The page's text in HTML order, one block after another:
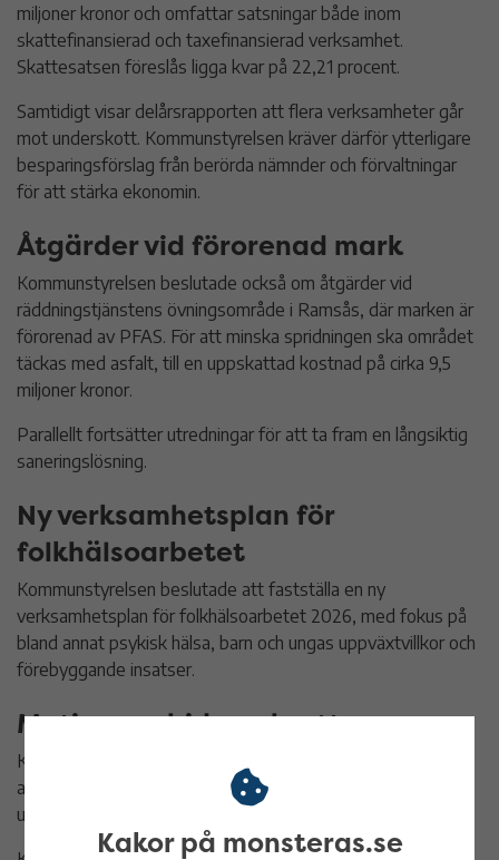
miljoner kronor och omfattar satsningar både inom
skattefinansierad och taxefinansierad verksamhet.
Skattesatsen föreslås ligga kvar på 22,21 procent.
Samtidigt visar delårsrapporten att flera verksamheter går
mot underskott. Kommunstyrelsen kräver därför ytterligare
besparingsförslag från berörda nämnder och förvaltningar
för att stärka ekonomin.
Åtgärder vid förorenad mark
Kommunstyrelsen beslutade också om åtgärder vid
räddningstjänstens övningsområde i Ramsås, där marken är
förorenad av PFAS. För att minska spridningen ska området
täckas med asfalt, till en uppskattad kostnad på cirka 9,5
miljoner kronor.
Parallellt fortsätter utredningar för att ta fram en långsiktig
saneringslösning.
Ny verksamhetsplan för
folkhälsoarbetet
Kommunstyrelsen beslutade att fastställa en ny
verksamhetsplan för folkhälsoarbetet 2026, med fokus på
bland annat psykisk hälsa, barn och ungas uppväxtvillkor och
förebyggande insatser.
Motion om bidragsbrott
Kommunstyrelsen behandlade en motion om att stärka
arbetet mot bidragsbrott och säkerställa korrekta
utbetalningar.
Kakor på monsteras.se